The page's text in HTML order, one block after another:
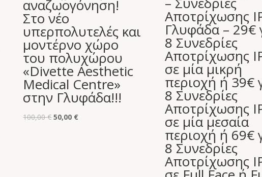
αναζωογόνηση!
Στο νέο
υπερπολυτελές και
μοντέρνο χώρο
του πολυχώρου
«Divette Aesthetic
Medical Centre»
στην Γλυφάδα!!!
100,00€Original
50,00 €
Αποτρίχωσης
Γλυφάδα – 29€
8 Συνεδρίες
Αποτρίχωσης
σε μία μικρή
περιοχή ή 39€
8 Συνεδρίες
Αποτρίχωσης
σε μία μεσαία
περιοχή ή 69€
8 Συνεδρίες
Αποτρίχωσης